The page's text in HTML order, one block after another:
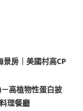
景房｜美國村高CP
高植物性蛋白披
理餐廳